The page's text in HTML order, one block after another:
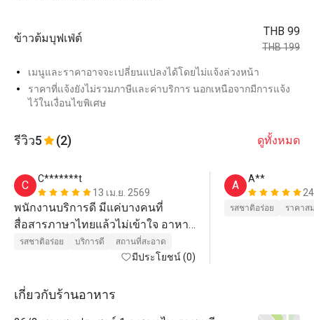
ข้าวต้มบุฟเฟ่ต์
THB 99
THB 199
เมนูและราคาอาจจะเปลี่ยนแปลงได้โดยไม่แจ้งล่วงหน้า
ราคาที่แจ้งยังไม่รวมภาษีและค่าบริการ นอกเหนือจากมีการแจ้ง
ไว้ในเงื่อนไขพิเศษ
รีวิว5 (2) ดูทั้งหมด
C
C*******t
13 เม.ย. 2569
พนักงานบริการดี มีแค่บางคนที่
สื่อสารภาษาไทยแล้วไม่เข้าใจ อาหาร
อร่อย ไม่เผ็ดมาก ถูกปากทั้งคนไทย
และต่างชาติ งงกับระบบการใช้คูปอง
โอกาสหน้าอยากชวนเพื่อนมาอีก
รสชาติอร่อย บริการดี สถานที่สะอาด
มีประโยชน์ (0)
A
A**
รสชาติอร่อย ราคาส
เกี่ยวกับร้านอาหาร